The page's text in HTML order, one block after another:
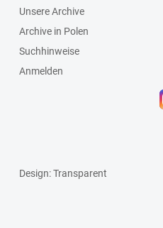
Unsere Archive
Archive in Polen
Suchhinweise
Anmelden
Design: Transparent